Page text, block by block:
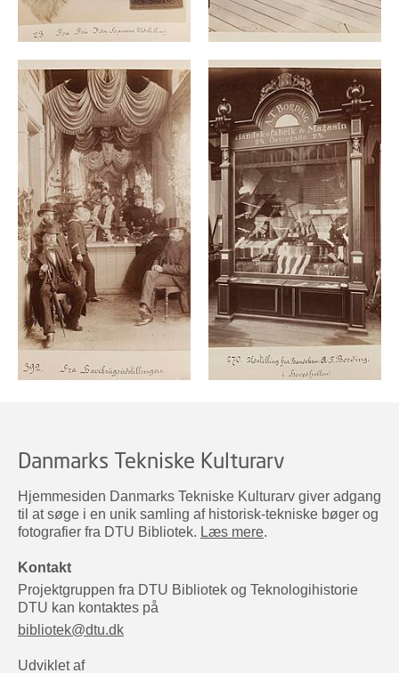
Danmarks Tekniske Kulturarv
Hjemmesiden Danmarks Tekniske Kulturarv giver adgang
til at søge i en unik samling af historisk-tekniske bøger og
fotografier fra DTU Bibliotek. Læs mere.
Kontakt
Projektgruppen fra DTU Bibliotek og Teknologihistorie
DTU kan kontaktes på
bibliotek@dtu.dk
Udviklet af